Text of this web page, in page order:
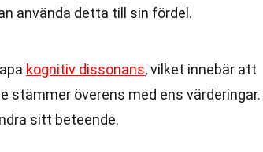
använda detta till sin fördel.
kognitiv dissonans, vilket innebär att
stämmer överens med ens värderingar.
sitt beteende.